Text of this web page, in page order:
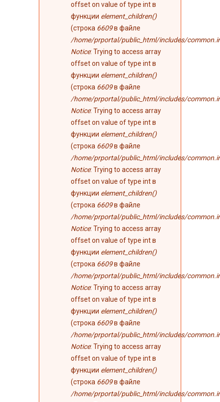
offset on value of type int в
функции element_children()
(строка 6609в файле
/home/prportal/public_html/includes/
Notice: Trying to access array
offset on value of type int в
функции element_children()
(строка 6609в файле
/home/prportal/public_html/includes/
Notice: Trying to access array
offset on value of type int в
функции element_children()
(строка 6609в файле
/home/prportal/public_html/includes/
Notice: Trying to access array
offset on value of type int в
функции element_children()
(строка 6609в файле
/home/prportal/public_html/includes/
Notice: Trying to access array
offset on value of type int в
функции element_children()
(строка 6609в файле
/home/prportal/public_html/includes/
Notice: Trying to access array
offset on value of type int в
функции element_children()
(строка 6609в файле
/home/prportal/public_html/includes/
Notice: Trying to access array
offset on value of type int в
функции element_children()
(строка 6609в файле
/home/prportal/public_html/includes/